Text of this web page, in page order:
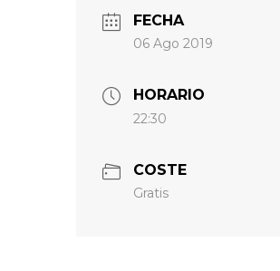
FECHA
06 Ago 2019
HORARIO
22:30
COSTE
Gratis